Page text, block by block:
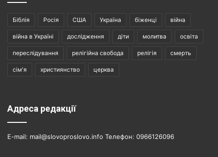
Біблія Росія США Україна біженці війна
війна в Україні дослідження діти молитва освіта
переслідування релігійна свобода релігія смерть
сім'я християнство церква
Адреса редакції
E-mail: mail@slovoproslovo.info Телефон: 0966126096